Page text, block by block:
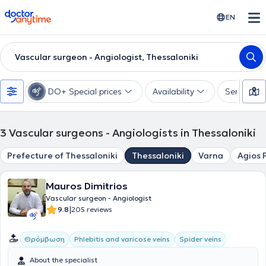
doctoranytime EN
Vascular surgeon - Angiologist, Thessaloniki
DO+ Special prices Availability Services
3 Vascular surgeons - Angiologists in Thessaloniki
Prefecture of Thessaloniki Thessaloniki Varna Agios
Mauros Dimitrios
Vascular surgeon - Angiologist
9.8|205 reviews
Θρόμβωση Phlebitis and varicose veins Spider veins
About the specialist